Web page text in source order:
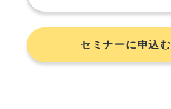
セミナーに申込